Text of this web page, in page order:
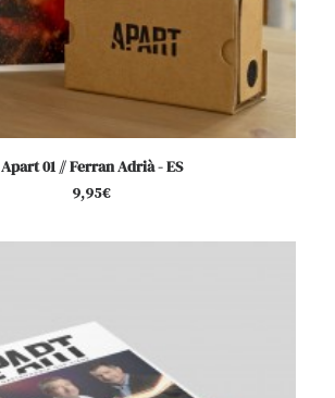
AÑADIR AL CARRITO
Apart 01 // Ferran Adrià - ES
9,95€